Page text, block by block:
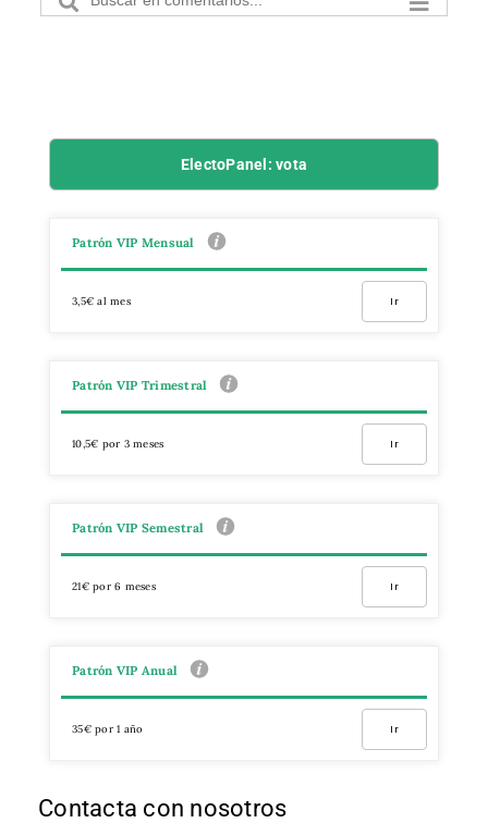
ElectoPanel: vota
Patrón VIP Mensual
3,5€ al mes Ir
Patrón VIP Trimestral
10,5€ por 3 meses Ir
Patrón VIP Semestral
21€ por 6 meses Ir
Patrón VIP Anual
35€ por 1 año Ir
Contacta con nosotros